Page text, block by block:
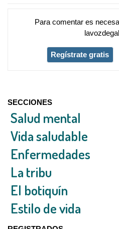
Para comentar es
Regístrate gratis
SECCIONES
Salud mental
Vida saludable
Enfermedades
La tribu
El botiquín
Estilo de vida